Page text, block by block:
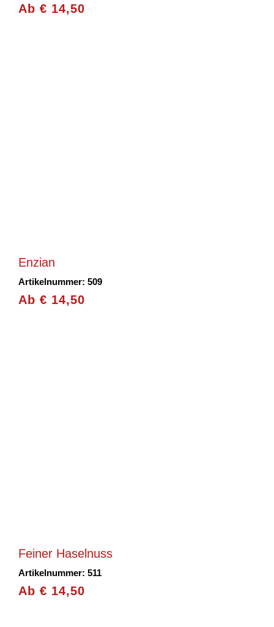
Ab € 14,50
Enzian
Artikelnummer: 509
Ab € 14,50
Feiner Haselnuss
Artikelnummer: 511
Ab € 14,50